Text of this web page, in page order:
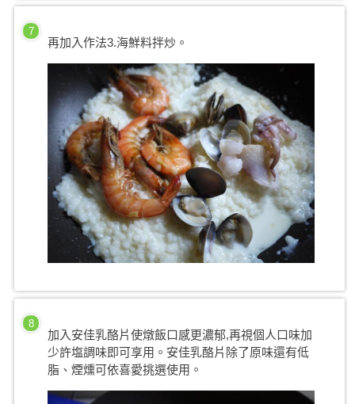
7
再加入作法3.海鮮料拌炒。
8
加入安佳乳酪片使燉飯口感更濃郁,再視個人口味加
少許塩調味即可享用。安佳乳酪片除了原味還有低
脂、煙燻可依喜愛挑選使用。